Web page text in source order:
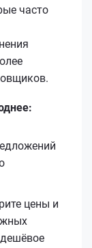
часто
цены и